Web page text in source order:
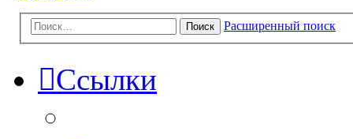
Поиск Расширенный поиск
Ссылки